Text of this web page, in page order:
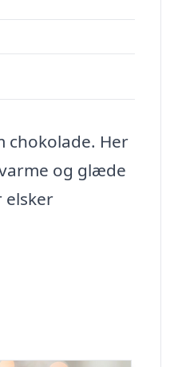
chokolade. Her
og glæde
elsker